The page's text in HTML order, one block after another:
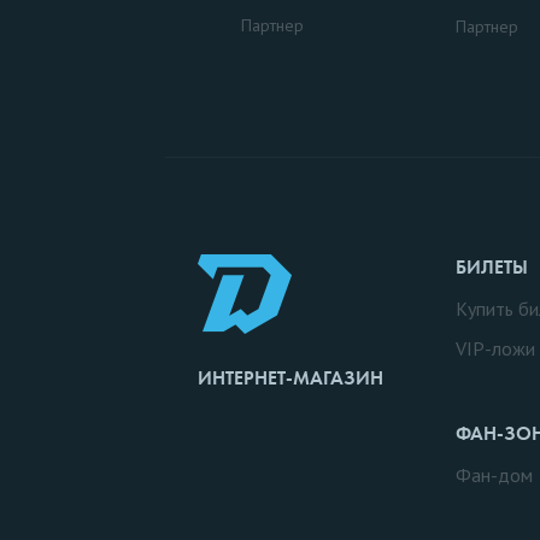
Партнер Партнер
ИНТЕРНЕТ-МАГАЗИН
БИЛЕТЫ
Купить
VIP-ложи
ФАН-
Фан-дом